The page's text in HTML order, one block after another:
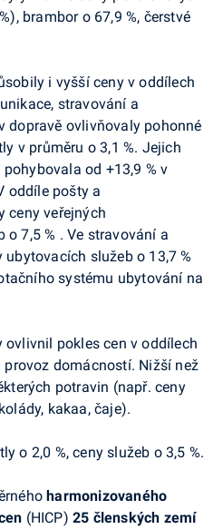
brambor o 67,9 %, čerstvé
i vyšší ceny v oddílech
stravování a
dopravě ovlivňovaly pohonné
v průměru o 3,1 %. Jejich
od +13,9 % v
oddíle pošty a
ceny veřejných
7,5 % . Ve stravování a
služeb o 13,7 %
systému ubytování na
pokles cen v oddílech
domácností. Nižší než
potravin (např. ceny
kakaa, čaje).
o 2,0 %, ceny služeb o 3,5 %.
harmonizovaného
(HICP)25 členských zemí